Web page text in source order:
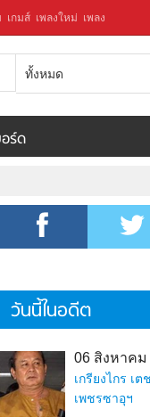
เกมส์ เพลงใหม่ เพลง
ทั้งหมด
ร์ด
วันนี้ในอดีต
06 สิงหาคม
เกรียงไกร เ
เพชรซาอุฯ